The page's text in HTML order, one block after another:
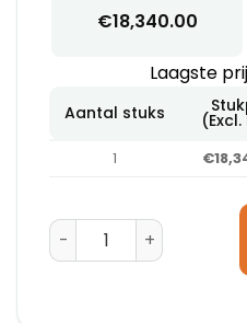
€18,340.00
Laagste
Aantal stuks (Excl.
1
Atlanta Lybra